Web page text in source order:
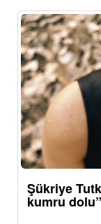
Şükriye
kumru dolu”